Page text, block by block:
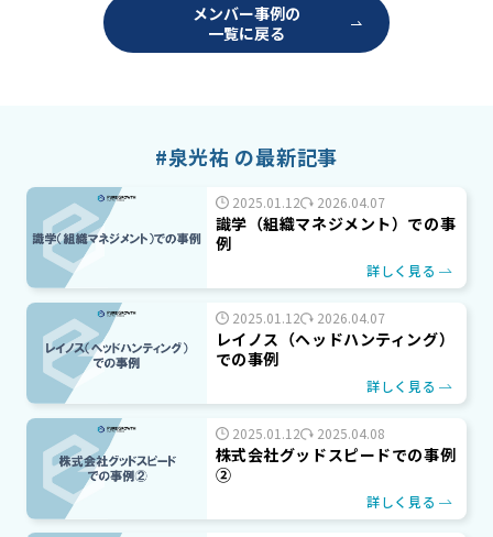
メンバー事例の
一覧に戻る
#泉光祐 の最新記事
2025.01.12 2026.04.07
識学（組織マネジメント）での事
例
詳しく見る
2025.01.12 2026.04.07
レイノス（ヘッドハンティング）
での事例
詳しく見る
2025.01.12 2025.04.08
株式会社グッドスピードでの事例
②
詳しく見る